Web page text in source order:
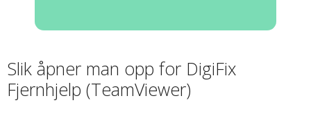
Slik åpner man opp for DigiFix
Fjernhjelp (TeamViewer)